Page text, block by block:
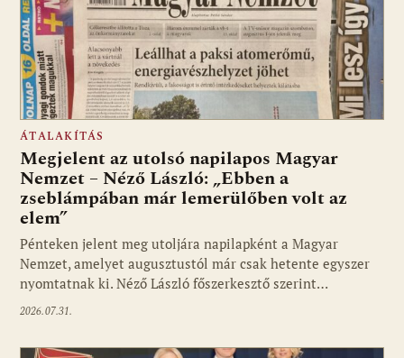
ÁTALAKÍTÁS
Megjelent az utolsó napilapos Magyar
Nemzet – Néző László: „Ebben a
zseblámpában már lemerülőben volt az
elem”
Pénteken jelent meg utoljára napilapként a Magyar
Nemzet, amelyet augusztustól már csak hetente egyszer
nyomtatnak ki. Néző László főszerkesztő szerint…
2026.07.31.